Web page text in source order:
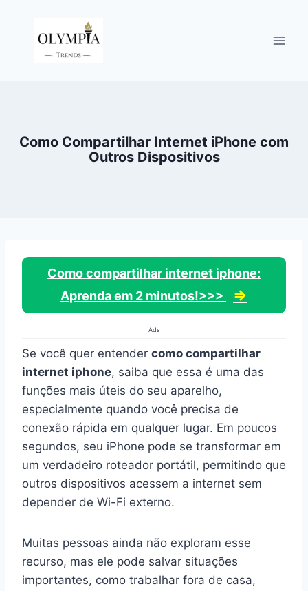
Como Compartilhar Internet iPhone com
Outros Dispositivos
Como compartilhar internet iphone:
Aprenda em 2 minutos!>>>
⇒
Ads
Se você quer entender como compartilhar
internet iphone, saiba que essa é uma das
funções mais úteis do seu aparelho,
especialmente quando você precisa de
conexão rápida em qualquer lugar. Em poucos
segundos, seu iPhone pode se transformar em
um verdadeiro roteador portátil, permitindo que
outros dispositivos acessem a internet sem
depender de Wi-Fi externo.
Muitas pessoas ainda não exploram esse
recurso, mas ele pode salvar situações
importantes, como trabalhar fora de casa,